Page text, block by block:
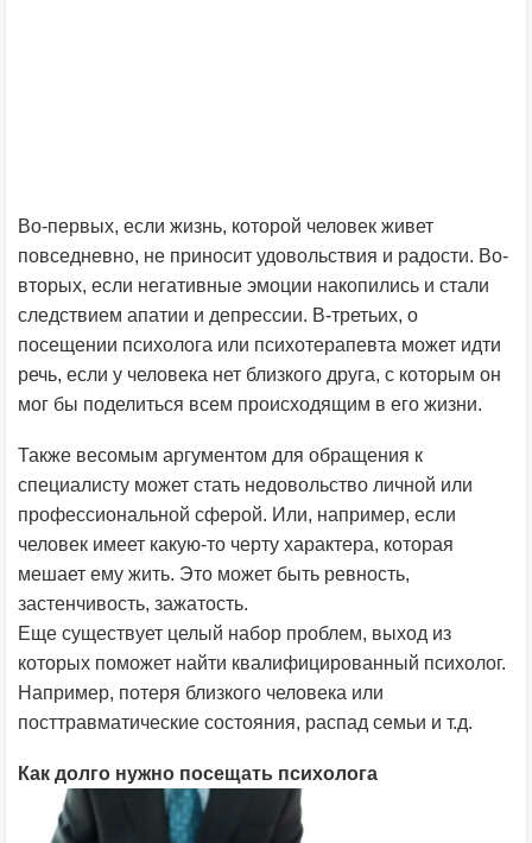
Во-первых, если жизнь, которой человек живет
повседневно, не приносит удовольствия и радости. Во-
вторых, если негативные эмоции накопились и стали
следствием апатии и депрессии. В-третьих, о
посещении психолога или психотерапевта может идти
речь, если у человека нет близкого друга, с которым он
мог бы поделиться всем происходящим в его жизни.
Также весомым аргументом для обращения к
специалисту может стать недовольство личной или
профессиональной сферой. Или, например, если
человек имеет какую-то черту характера, которая
мешает ему жить. Это может быть ревность,
застенчивость, зажатость.
Еще существует целый набор проблем, выход из
которых поможет найти квалифицированный психолог.
Например, потеря близкого человека или
посттравматические состояния, распад семьи и т.д.
Как долго нужно посещать психолога